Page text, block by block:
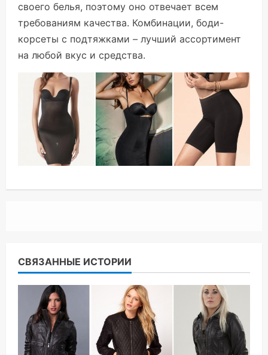
своего белья, поэтому оно отвечает всем
требованиям качества. Комбинации, боди-
корсеты с подтяжками – лучший ассортимент
на любой вкус и средства.
СВЯЗАННЫЕ ИСТОРИИ